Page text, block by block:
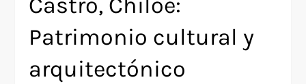
Castro, Chiloé:
Patrimonio cultural y
arquitectónico